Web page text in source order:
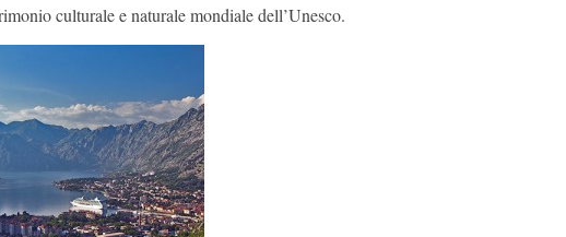
culturale e naturale mondiale dell’Unesco.